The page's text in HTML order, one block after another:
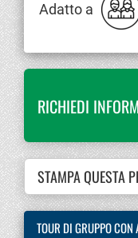
Adatto a
RICHIEDI
STAMPA QUESTA
TOUR DI GRUPPO CON